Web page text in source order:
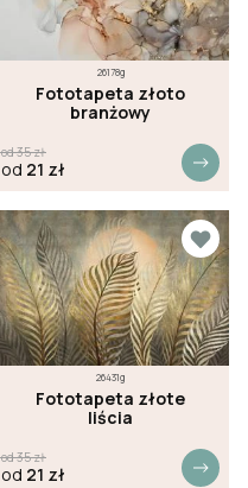
26178g
Fototapeta złoto
branżowy
od35zł
od 21 zł
26431g
Fototapeta złote
liścia
od35zł
od 21 zł